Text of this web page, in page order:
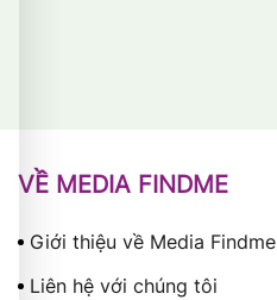
VỀ MEDIA FINDME
Giới thiệu về Media Findme
Liên hệ với chúng tôi